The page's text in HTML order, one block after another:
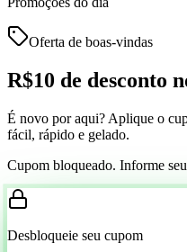
Oferta de boas-vindas
R$10 de desconto
É novo por aqui? Aplique o
fácil, rápido e gelado.
Cupom bloqueado. Informe
Desbloqueie seu cupom